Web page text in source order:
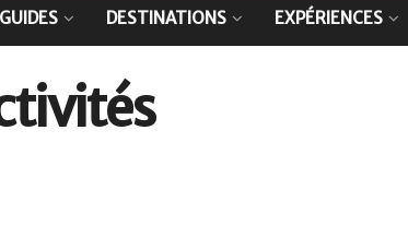
GUIDES DESTINATIONS EXPÉRIENCES